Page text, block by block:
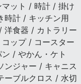
ット / 時計 / 掛け
時計 / キッチン用
洋食器 / カトラリー
ップ / コースター
/ やかん・ケト
ンジャー / キャニス
ーブルクロス / 水切